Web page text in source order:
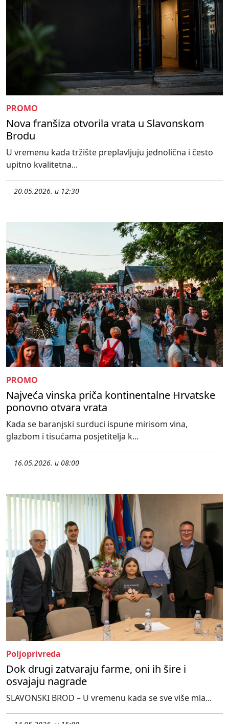
PROMO
Nova franšiza otvorila vrata u Slavonskom
Brodu
U vremenu kada tržište preplavljuju jednolična i često
upitno kvalitetna...
20.05.2026. u 12:30
PROMO
Najveća vinska priča kontinentalne Hrvatske
ponovno otvara vrata
Kada se baranjski surduci ispune mirisom vina,
glazbom i tisućama posjetitelja k...
16.05.2026. u 08:00
Poljoprivreda
Dok drugi zatvaraju farme, oni ih šire i
osvajaju nagrade
SLAVONSKI BROD – U vremenu kada se sve više mla...